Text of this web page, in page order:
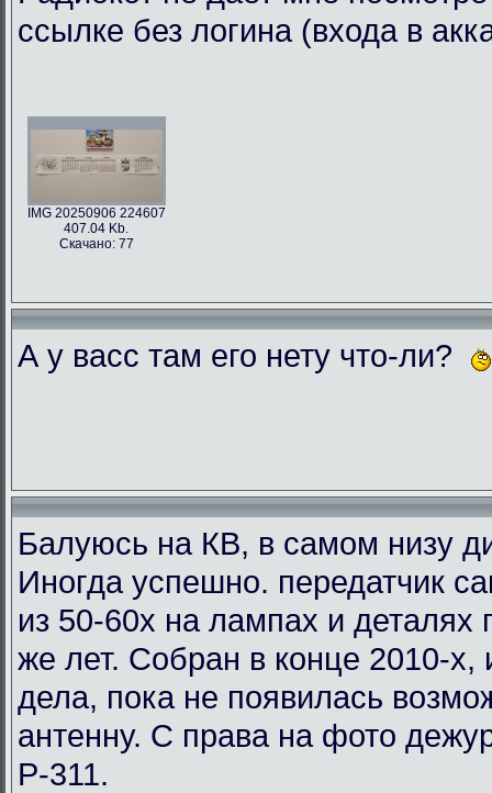
ссылке без логина (входа в
IMG 20250906 224607
407.04 Kb.
Скачано: 77
А у васс там его нету что-ли?
Балуюсь на КВ, в самом низу
Иногда успешно. передатчик
из 50-60х на лампах и деталях
же лет. Собран в конце 2010-х,
дела, пока не появилась
антенну. С права на фото
Р-311.